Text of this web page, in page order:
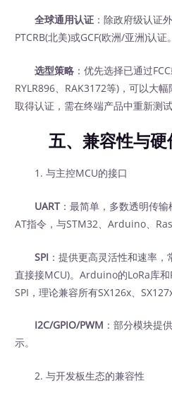
全球通用认证 ：除政府级认证
PTCRB(北美)或GCF(欧洲/亚洲)认证。
选型策略 ：优先选择已通过
RYLR896、RAK3172等)，可以大
取得认证，需在终端产品中重新测
五、兼容性与硬
1. 与主控MCU的接口
UART ：最简单，多数透明传
AT指令，与STM32、Arduino、
SPI ：提供更高灵活性和速率
直接接MCU)。Arduino的LoRa库
SPI，理论兼容所有SX126x、
I2C/GPIO/PWM ：部分模块提
示。
2. 与开发板生态的兼容性